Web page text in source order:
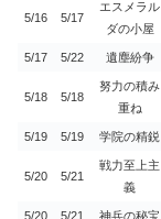
5/16 5/17
エスメラル
ダの小屋
5/17 5/22 遺塵紛争
5/18 5/18
努力の積み
重ね
5/19 5/19 学院の精鋭
5/20 5/21
戦力至上主
義
5/20 5/21 神兵の秘宝